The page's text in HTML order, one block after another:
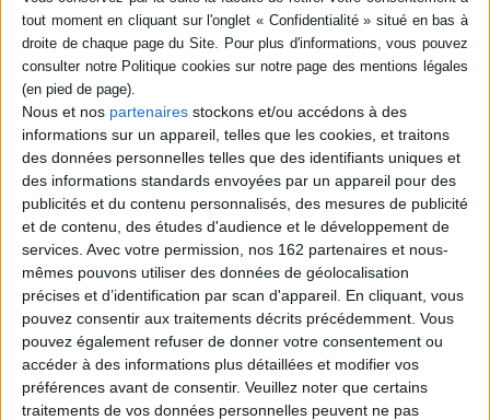
Nous et nos partenaires stockons et/ou accédons à des
informations sur un appareil, telles que les cookies, et traitons
des données personnelles telles que des identifiants uniques et
des informations standards envoyées par un appareil pour des
publicités et du contenu personnalisés, des mesures de publicité
et de contenu, des études d'audience et le développement de
services. Avec votre permission, nos 162 partenaires et nous-
mêmes pouvons utiliser des données de géolocalisation
précises et d’identification par scan d'appareil. En cliquant, vous
pouvez consentir aux traitements décrits précédemment. Vous
pouvez également refuser de donner votre consentement ou
accéder à des informations plus détaillées et modifier vos
préférences avant de consentir. Veuillez noter que certains
traitements de vos données personnelles peuvent ne pas
France 2023 : les données clés
Éditeur :La Documentation française
Des informations factuelles et chiffrées sur la
organisées en 24 thèmes : dette publique,
chômage, ère du numérique, justice, entre
autres. ©Electre 2026
7,90 €
Indisponible
Economie pour le XXIe siècle : manuel des
transitions justes
Eloi Laurent
La crise écologique est aussi une crise
écologiques et les enjeux économiques et
sociaux en prenant en compte la biosphère, la
crise des inégalités sociales, l'économie